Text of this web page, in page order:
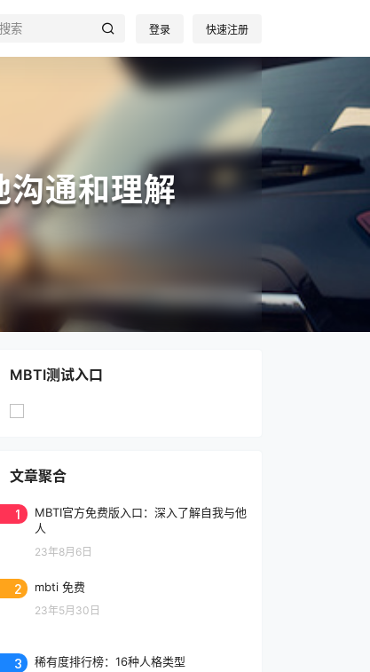
登录 快速注册
沟通和理解
MBTI测试入口
文章聚合
1
MBTI官方免费版入口：深入了解自我与他
人
23年8月6日
2 mbti 免费
23年5月30日
3 稀有度排行榜：16种人格类型